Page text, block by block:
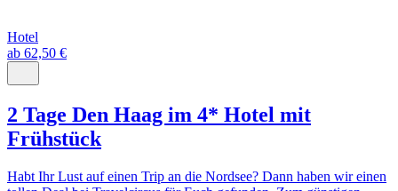
Hotel
ab 62,50 €
2 Tage Den Haag im 4* Hotel mit
Frühstück
Habt Ihr Lust auf einen Trip an die Nordsee? Dann haben wir einen